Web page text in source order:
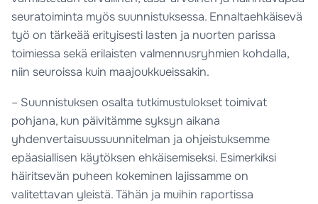
seuratoiminta myös suunnistuksessa. Ennaltaehkäisevä
työ on tärkeää erityisesti lasten ja nuorten parissa
toimiessa sekä erilaisten valmennusryhmien kohdalla,
niin seuroissa kuin maajoukkueissakin.
– Suunnistuksen osalta tutkimustulokset toimivat
pohjana, kun päivitämme syksyn aikana
yhdenvertaisuussuunnitelman ja ohjeistuksemme
epäasiallisen käytöksen ehkäisemiseksi. Esimerkiksi
häiritsevän puheen kokeminen lajissamme on
valitettavan yleistä. Tähän ja muihin raportissa